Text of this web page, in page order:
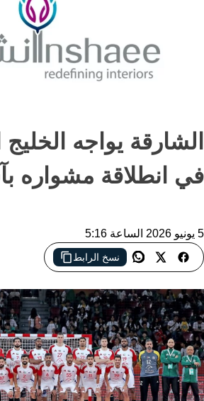
الشارقة يواجه
في انطلاقة مشواره
5 يونيو 2026 الساعة 5:16
نسخ الرابط